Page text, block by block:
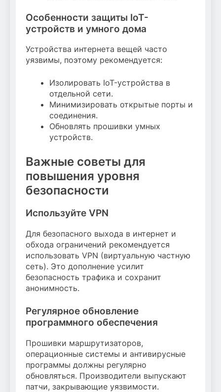
Особенности защиты IoT-
устройств и умного дома
Устройства интернета вещей часто
уязвимы, поэтому рекомендуется:
Изолировать IoT-устройства в
отдельной сети.
Минимизировать открытые порты и
соединения.
Обновлять прошивки умных
устройств.
Важные советы для
повышения уровня
безопасности
Используйте VPN
Для безопасного выхода в интернет и
обхода ограничений рекомендуется
использовать VPN (виртуальную частную
сеть). Это дополнение усилит
безопасность трафика и сохранит
анонимность.
Регулярное обновление
программного обеспечения
Прошивки маршрутизаторов,
операционные системы и антивирусные
программы должны регулярно
обновляться. Производители выпускают
патчи, закрывающие уязвимости.